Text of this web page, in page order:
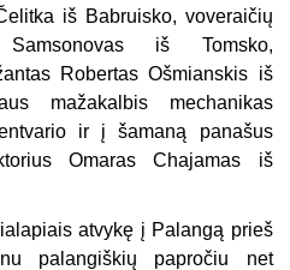
iš Babruisko, voveraičių
iš Tomsko,
Robertas Ošmianskis iš
mažakalbis mechanikas
ir į šamaną panašus
Omaras Chajamas iš
atvykę į Palangą prieš
palangiškių papročiu net